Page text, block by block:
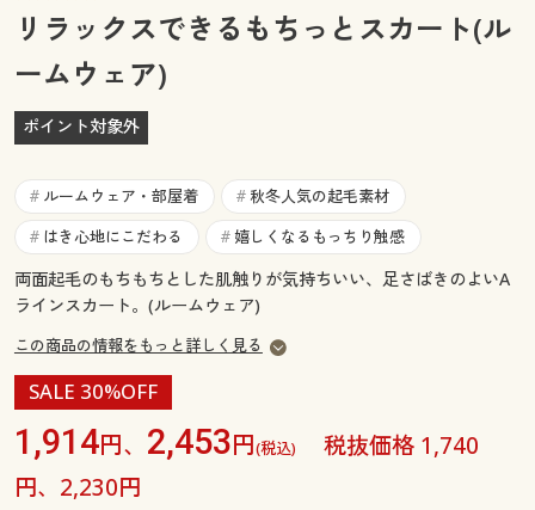
閲覧履歴
お気に入り
サポート
ご利用ガイド
よくある質問とお問い合わせ
お気に入り
サポート
よくある質問とお問い合わせ
リラックスできるもちっとスカート(ル
ームウェア)
ポイント対象外
# ルームウェア・部屋着 # 秋冬人気の起毛素材
# はき心地にこだわる # 嬉しくなるもっちり触感
両面起毛のもちもちとした肌触りが気持ちいい、足さばきのよいA
ラインスカート。(ルームウェア)
この商品の情報をもっと詳しく見る
SALE 30%OFF
1,914円、 2,453円(税込)
税抜価格 1,740
円、2,230円